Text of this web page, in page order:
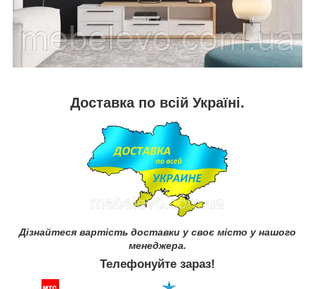
Доставка по всій Україні.
Дізнайтеся вартість доставки у своє місто у нашого
менеджера.
Телефонуйте зараз!